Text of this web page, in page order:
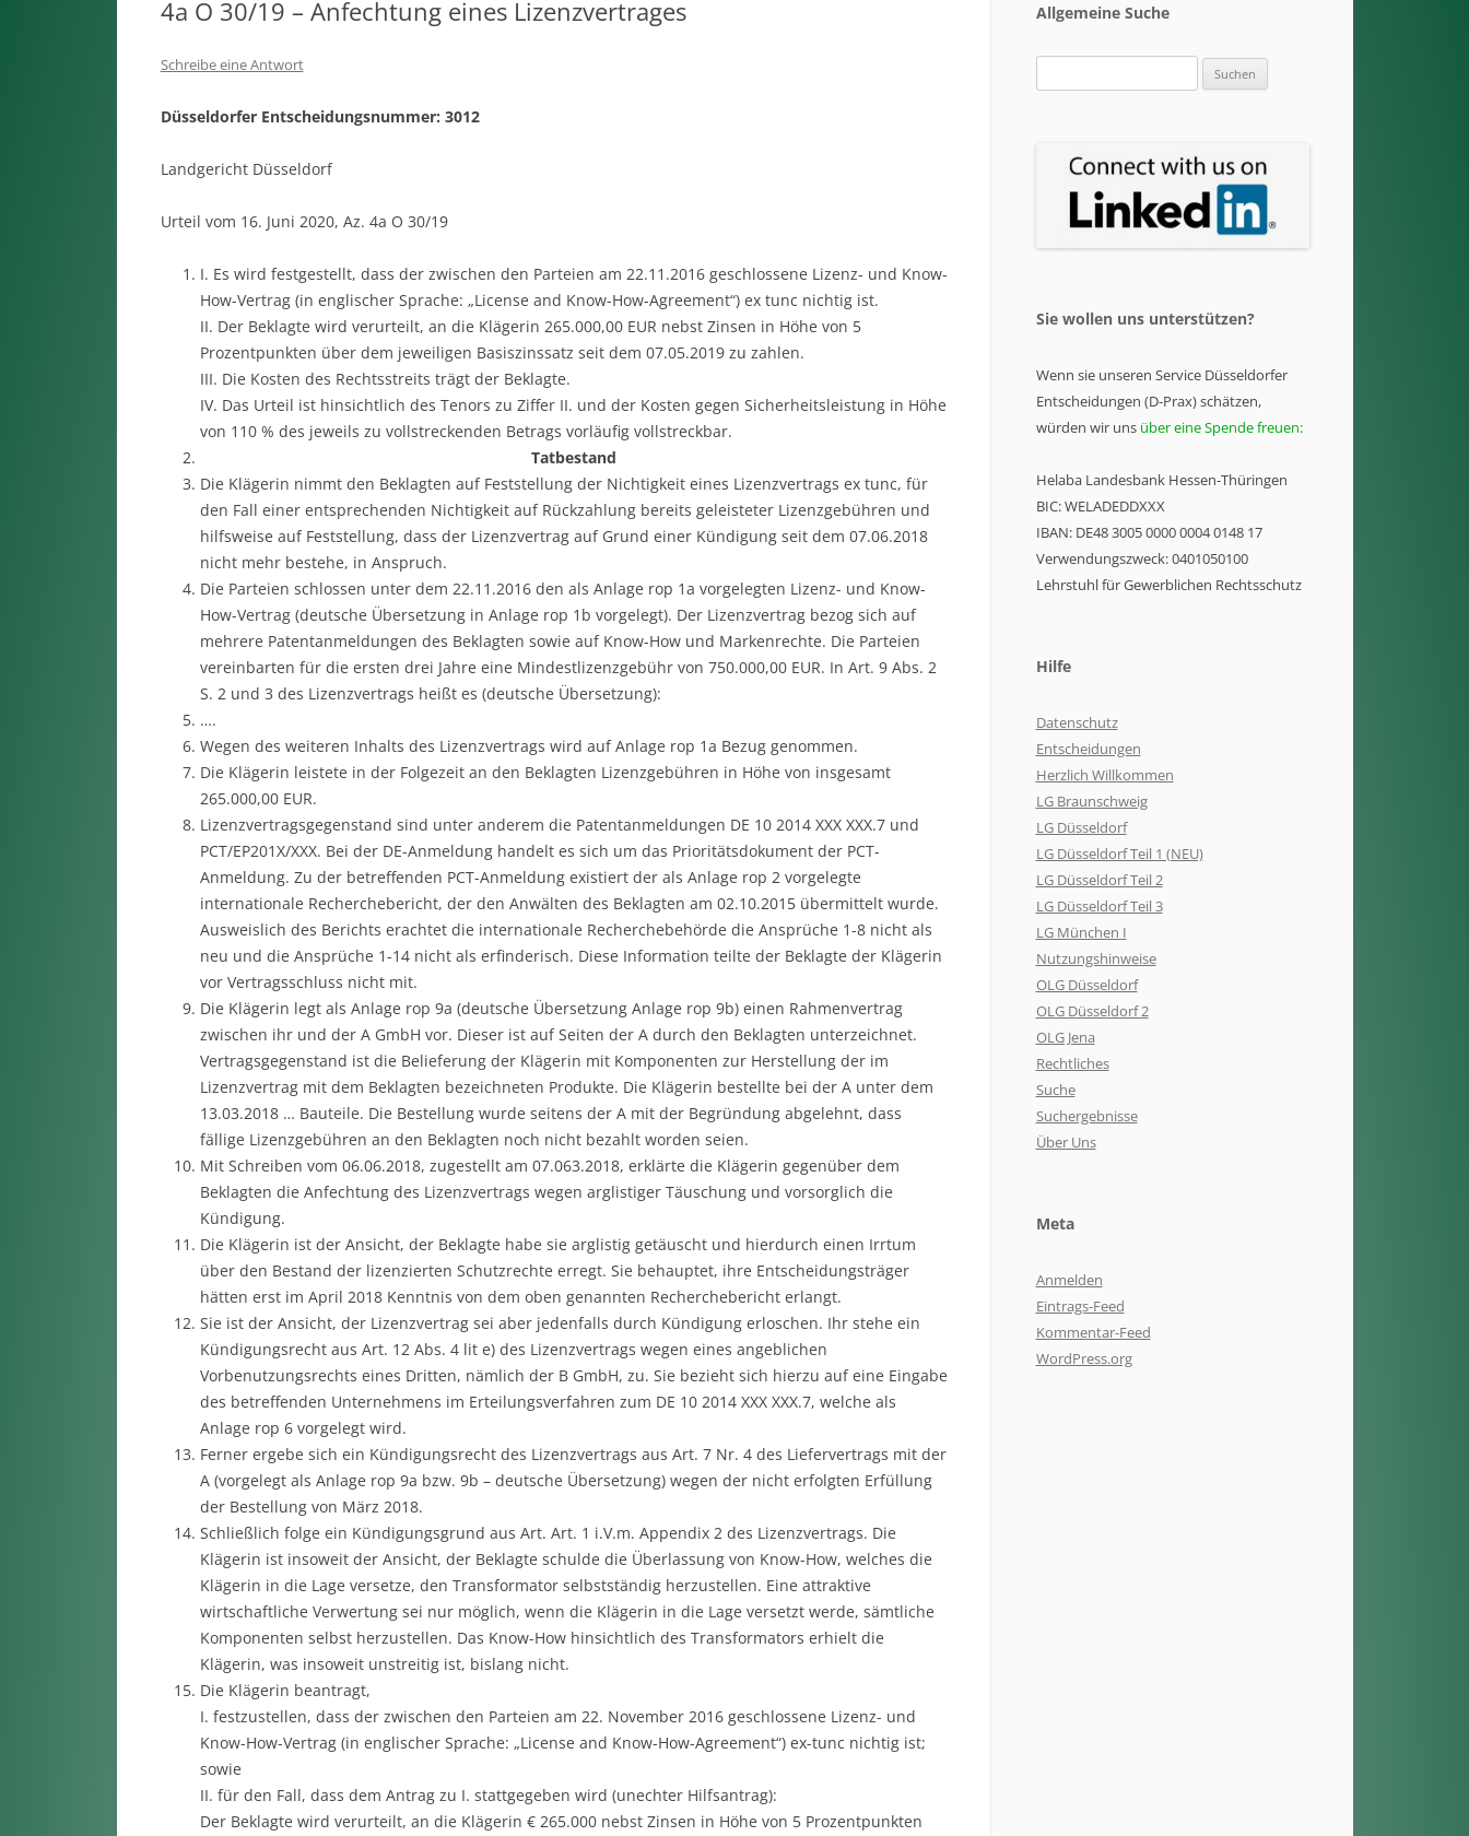
4a O 30/19 – Anfechtung eines Lizenzvertrages
Schreibe eine Antwort
Düsseldorfer Entscheidungsnummer: 3012
Landgericht Düsseldorf
Urteil vom 16. Juni 2020, Az. 4a O 30/19
I. Es wird festgestellt, dass der zwischen den Parteien am 22.11.2016 geschlossene Lizenz- und Know-
How-Vertrag (in englischer Sprache: „License and Know-How-Agreement“) ex tunc nichtig ist.
II. Der Beklagte wird verurteilt, an die Klägerin 265.000,00 EUR nebst Zinsen in Höhe von 5
Prozentpunkten über dem jeweiligen Basiszinssatz seit dem 07.05.2019 zu zahlen.
III. Die Kosten des Rechtsstreits trägt der Beklagte.
IV. Das Urteil ist hinsichtlich des Tenors zu Ziffer II. und der Kosten gegen Sicherheitsleistung in Höhe
von 110 % des jeweils zu vollstreckenden Betrags vorläufig vollstreckbar.
Tatbestand
Die Klägerin nimmt den Beklagten auf Feststellung der Nichtigkeit eines Lizenzvertrags ex tunc, für
den Fall einer entsprechenden Nichtigkeit auf Rückzahlung bereits geleisteter Lizenzgebühren und
hilfsweise auf Feststellung, dass der Lizenzvertrag auf Grund einer Kündigung seit dem 07.06.2018
nicht mehr bestehe, in Anspruch.
Die Parteien schlossen unter dem 22.11.2016 den als Anlage rop 1a vorgelegten Lizenz- und Know-
How-Vertrag (deutsche Übersetzung in Anlage rop 1b vorgelegt). Der Lizenzvertrag bezog sich auf
mehrere Patentanmeldungen des Beklagten sowie auf Know-How und Markenrechte. Die Parteien
vereinbarten für die ersten drei Jahre eine Mindestlizenzgebühr von 750.000,00 EUR. In Art. 9 Abs. 2
S. 2 und 3 des Lizenzvertrags heißt es (deutsche Übersetzung):
….
Wegen des weiteren Inhalts des Lizenzvertrags wird auf Anlage rop 1a Bezug genommen.
Die Klägerin leistete in der Folgezeit an den Beklagten Lizenzgebühren in Höhe von insgesamt
265.000,00 EUR.
Lizenzvertragsgegenstand sind unter anderem die Patentanmeldungen DE 10 2014 XXX XXX.7 und
PCT/EP201X/XXX. Bei der DE-Anmeldung handelt es sich um das Prioritätsdokument der PCT-
Anmeldung. Zu der betreffenden PCT-Anmeldung existiert der als Anlage rop 2 vorgelegte
internationale Recherchebericht, der den Anwälten des Beklagten am 02.10.2015 übermittelt wurde.
Ausweislich des Berichts erachtet die internationale Recherchebehörde die Ansprüche 1-8 nicht als
neu und die Ansprüche 1-14 nicht als erfinderisch. Diese Information teilte der Beklagte der Klägerin
vor Vertragsschluss nicht mit.
Die Klägerin legt als Anlage rop 9a (deutsche Übersetzung Anlage rop 9b) einen Rahmenvertrag
zwischen ihr und der A GmbH vor. Dieser ist auf Seiten der A durch den Beklagten unterzeichnet.
Vertragsgegenstand ist die Belieferung der Klägerin mit Komponenten zur Herstellung der im
Lizenzvertrag mit dem Beklagten bezeichneten Produkte. Die Klägerin bestellte bei der A unter dem
13.03.2018 … Bauteile. Die Bestellung wurde seitens der A mit der Begründung abgelehnt, dass
fällige Lizenzgebühren an den Beklagten noch nicht bezahlt worden seien.
Mit Schreiben vom 06.06.2018, zugestellt am 07.063.2018, erklärte die Klägerin gegenüber dem
Beklagten die Anfechtung des Lizenzvertrags wegen arglistiger Täuschung und vorsorglich die
Kündigung.
Die Klägerin ist der Ansicht, der Beklagte habe sie arglistig getäuscht und hierdurch einen Irrtum
über den Bestand der lizenzierten Schutzrechte erregt. Sie behauptet, ihre Entscheidungsträger
hätten erst im April 2018 Kenntnis von dem oben genannten Recherchebericht erlangt.
Sie ist der Ansicht, der Lizenzvertrag sei aber jedenfalls durch Kündigung erloschen. Ihr stehe ein
Kündigungsrecht aus Art. 12 Abs. 4 lit e) des Lizenzvertrags wegen eines angeblichen
Vorbenutzungsrechts eines Dritten, nämlich der B GmbH, zu. Sie bezieht sich hierzu auf eine Eingabe
des betreffenden Unternehmens im Erteilungsverfahren zum DE 10 2014 XXX XXX.7, welche als
Anlage rop 6 vorgelegt wird.
Ferner ergebe sich ein Kündigungsrecht des Lizenzvertrags aus Art. 7 Nr. 4 des Liefervertrags mit der
A (vorgelegt als Anlage rop 9a bzw. 9b – deutsche Übersetzung) wegen der nicht erfolgten Erfüllung
der Bestellung von März 2018.
Schließlich folge ein Kündigungsgrund aus Art. Art. 1 i.V.m. Appendix 2 des Lizenzvertrags. Die
Klägerin ist insoweit der Ansicht, der Beklagte schulde die Überlassung von Know-How, welches die
Klägerin in die Lage versetze, den Transformator selbstständig herzustellen. Eine attraktive
wirtschaftliche Verwertung sei nur möglich, wenn die Klägerin in die Lage versetzt werde, sämtliche
Komponenten selbst herzustellen. Das Know-How hinsichtlich des Transformators erhielt die
Klägerin, was insoweit unstreitig ist, bislang nicht.
Die Klägerin beantragt,
I. festzustellen, dass der zwischen den Parteien am 22. November 2016 geschlossene Lizenz- und
Know-How-Vertrag (in englischer Sprache: „License and Know-How-Agreement“) ex-tunc nichtig ist;
sowie
II. für den Fall, dass dem Antrag zu I. stattgegeben wird (unechter Hilfsantrag):
Der Beklagte wird verurteilt, an die Klägerin € 265.000 nebst Zinsen in Höhe von 5 Prozentpunkten
Allgemeine Suche
nach:
Sie wollen uns unterstützen?
Wenn sie unseren Service Düsseldorfer
Entscheidungen (D-Prax) schätzen,
würden wir uns über eine Spende freuen:
Helaba Landesbank Hessen-Thüringen
BIC: WELADEDDXXX
IBAN: DE48 3005 0000 0004 0148 17
Verwendungszweck: 0401050100
Lehrstuhl für Gewerblichen Rechtsschutz
Hilfe
Datenschutz
Entscheidungen
Herzlich Willkommen
LG Braunschweig
LG Düsseldorf
LG Düsseldorf Teil 1 (NEU)
LG Düsseldorf Teil 2
LG Düsseldorf Teil 3
LG München I
Nutzungshinweise
OLG Düsseldorf
OLG Düsseldorf 2
OLG Jena
Rechtliches
Suche
Suchergebnisse
Über Uns
Meta
Anmelden
Eintrags-Feed
Kommentar-Feed
WordPress.org